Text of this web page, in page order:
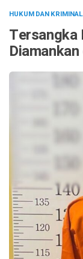
HUKUM DAN KRIMINAL
Tersangka